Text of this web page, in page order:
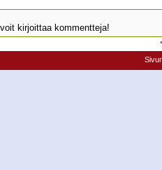
kirjoittaa kommentteja!